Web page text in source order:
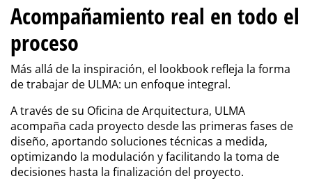
Acompañamiento real en todo el
proceso
Más allá de la inspiración, el lookbook refleja la forma
de trabajar de ULMA: un enfoque integral.
A través de su Oficina de Arquitectura, ULMA
acompaña cada proyecto desde las primeras fases de
diseño, aportando soluciones técnicas a medida,
optimizando la modulación y facilitando la toma de
decisiones hasta la finalización del proyecto.